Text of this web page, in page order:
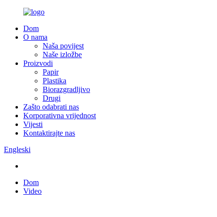
Dom
O nama
Naša povijest
Naše izložbe
Proizvodi
Papir
Plastika
Biorazgradljivo
Drugi
Zašto odabrati nas
Korporativna vrijednost
Vijesti
Kontaktirajte nas
Engleski
Dom
Video